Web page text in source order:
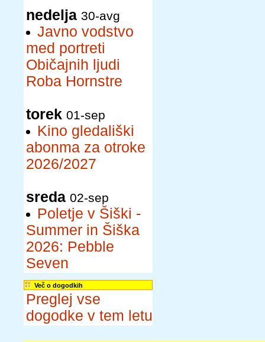
nedelja 30-avg
Javno vodstvo
med portreti
Običajnih ljudi
Roba Hornstre
torek 01-sep
Kino gledališki
abonma za otroke
2026/2027
sreda 02-sep
Poletje v Šiški -
Summer in Šiška
2026: Pebble
Seven
Več o dogodkih
Preglej vse
dogodke v tem letu